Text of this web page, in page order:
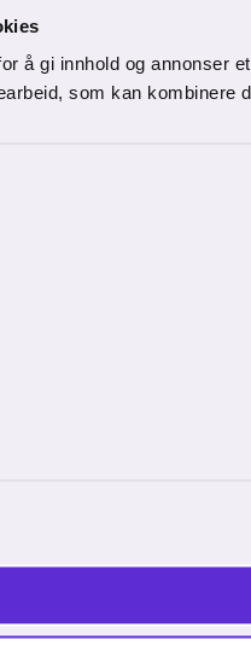
å gi innhold og annonser
som kan